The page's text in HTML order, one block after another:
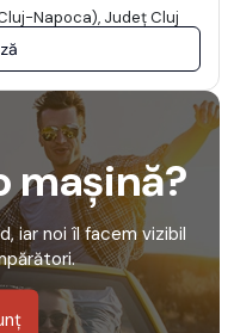
Napoca), Județ Cluj
mașină?
iar noi îl facem vizibil